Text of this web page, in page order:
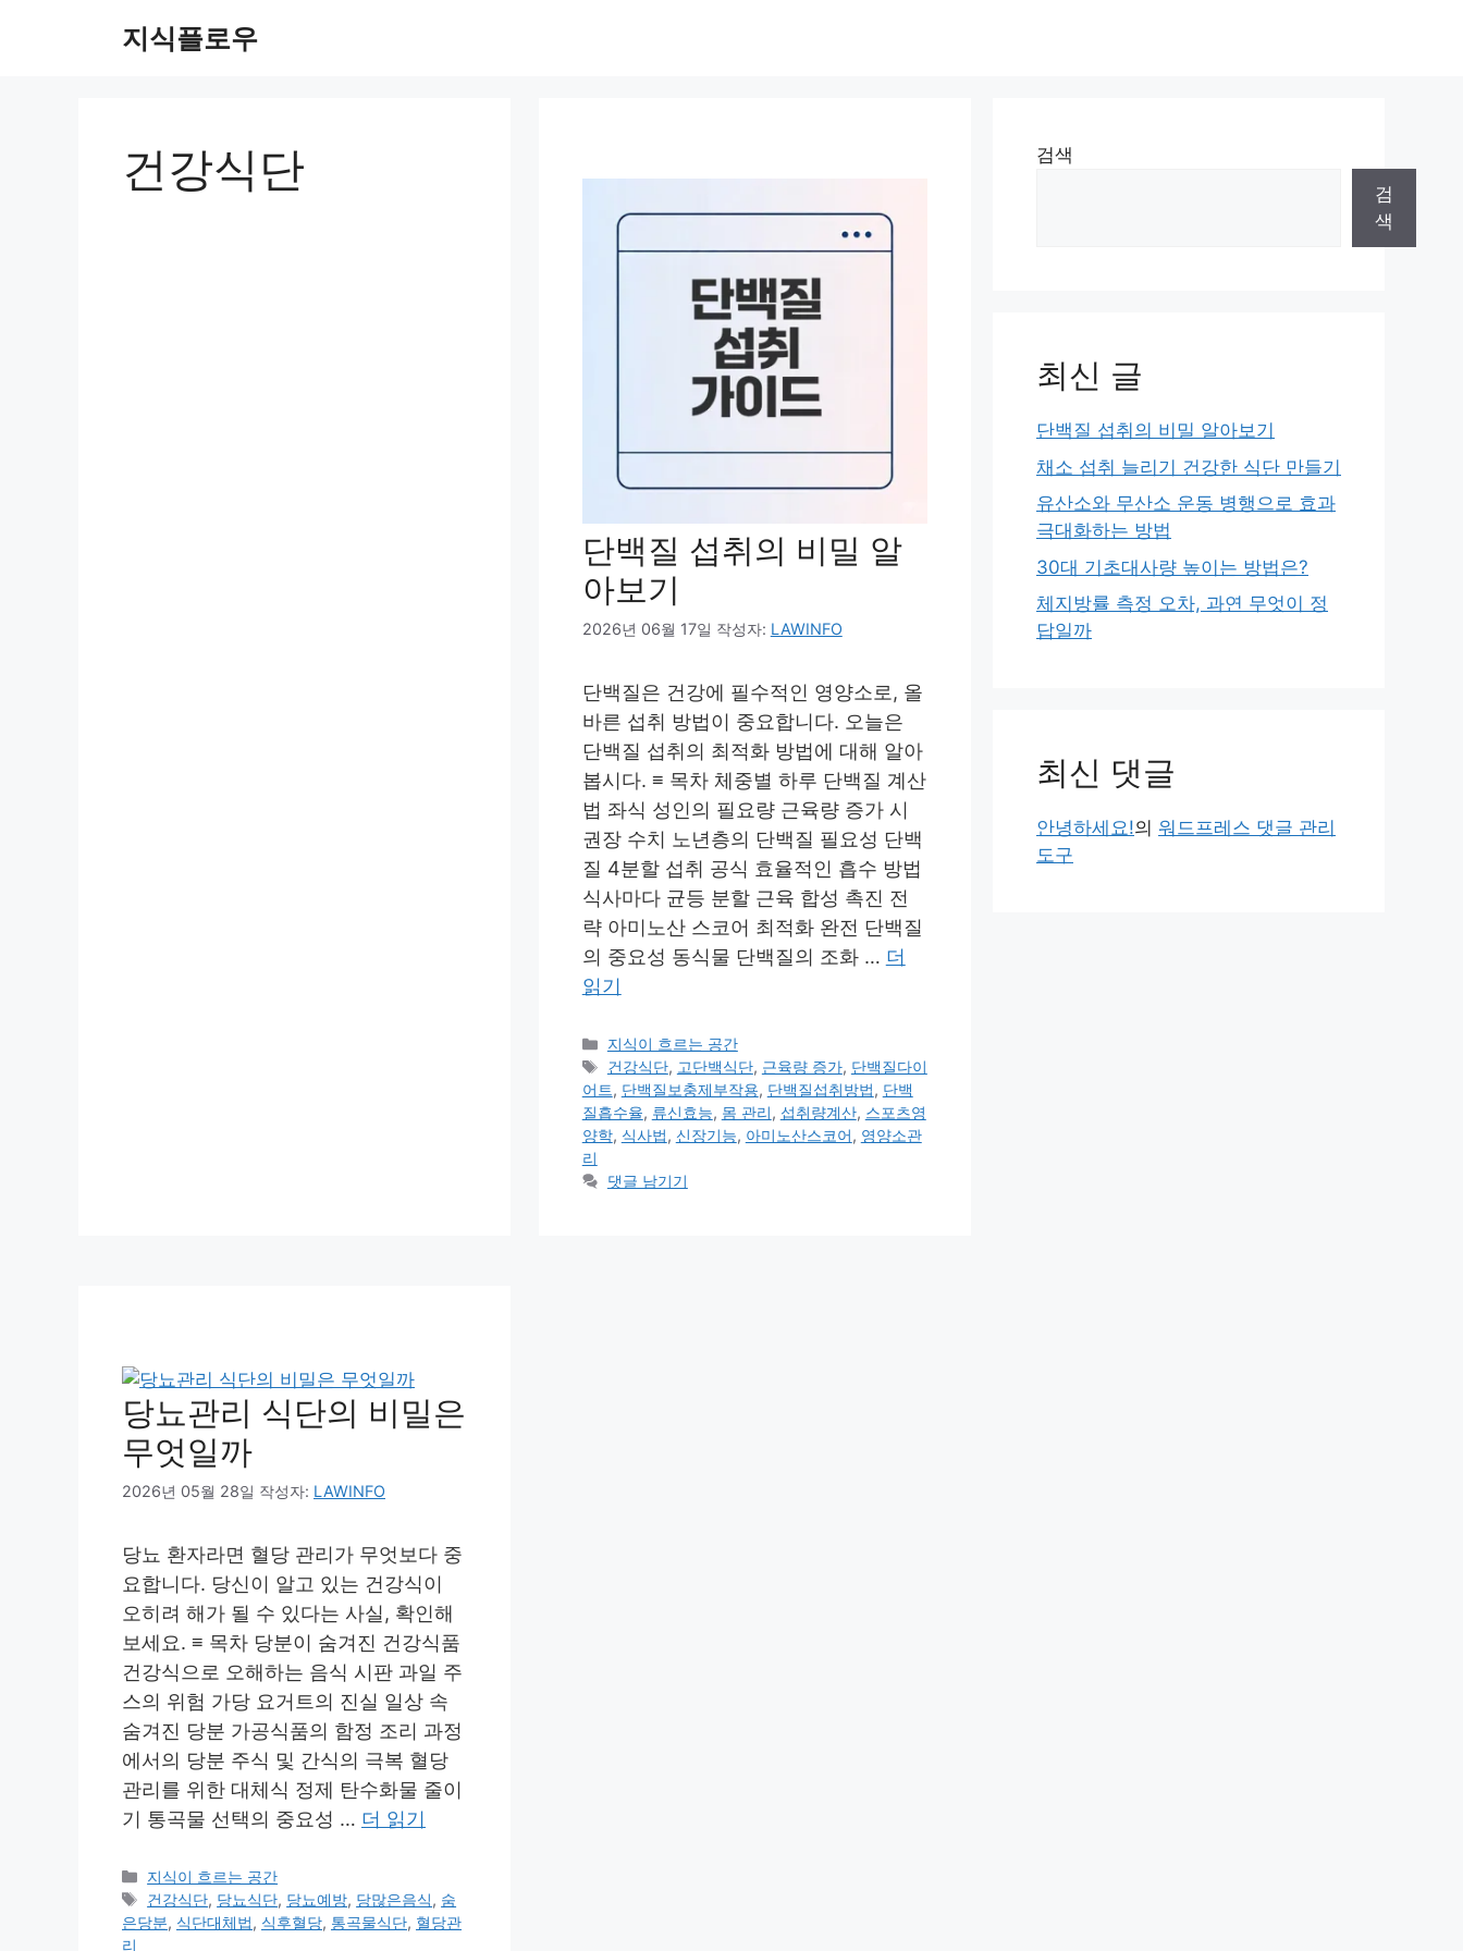
지식플로우
건강식단
단백질 섭취의 비밀 알
아보기
2026년 06월 17일 작성자: LAWINFO
단백질은 건강에 필수적인 영양소로, 올
바른 섭취 방법이 중요합니다. 오늘은
단백질 섭취의 최적화 방법에 대해 알아
봅시다. ≡ 목차 체중별 하루 단백질 계산
법 좌식 성인의 필요량 근육량 증가 시
권장 수치 노년층의 단백질 필요성 단백
질 4분할 섭취 공식 효율적인 흡수 방법
식사마다 균등 분할 근육 합성 촉진 전
략 아미노산 스코어 최적화 완전 단백질
의 중요성 동식물 단백질의 조화 … 더
읽기
카
테
고
리
지식이 흐르는 공간
태
그
건강식단, 고단백식단, 근육량 증가, 단백질다이
어트, 단백질보충제부작용, 단백질섭취방법, 단백
질흡수율, 류신효능, 몸 관리, 섭취량계산, 스포츠영
양학, 식사법, 신장기능, 아미노산스코어, 영양소관
리
댓글 남기기
당뇨관리 식단의 비밀은
무엇일까
2026년 05월 28일 작성자: LAWINFO
당뇨 환자라면 혈당 관리가 무엇보다 중
요합니다. 당신이 알고 있는 건강식이
오히려 해가 될 수 있다는 사실, 확인해
보세요. ≡ 목차 당분이 숨겨진 건강식품
건강식으로 오해하는 음식 시판 과일 주
스의 위험 가당 요거트의 진실 일상 속
숨겨진 당분 가공식품의 함정 조리 과정
에서의 당분 주식 및 간식의 극복 혈당
관리를 위한 대체식 정제 탄수화물 줄이
기 통곡물 선택의 중요성 … 더 읽기
카
테
고
지식이 흐르는 공간
태
그
건강식단, 당뇨식단, 당뇨예방, 당많은음식, 숨
은당분, 식단대체법, 식후혈당, 통곡물식단, 혈당관
리
검색
검
색
최신 글
단백질 섭취의 비밀 알아보기
채소 섭취 늘리기 건강한 식단 만들기
유산소와 무산소 운동 병행으로 효과
극대화하는 방법
30대 기초대사량 높이는 방법은?
체지방률 측정 오차, 과연 무엇이 정
답일까
최신 댓글
안녕하세요!의 워드프레스 댓글 관리
도구